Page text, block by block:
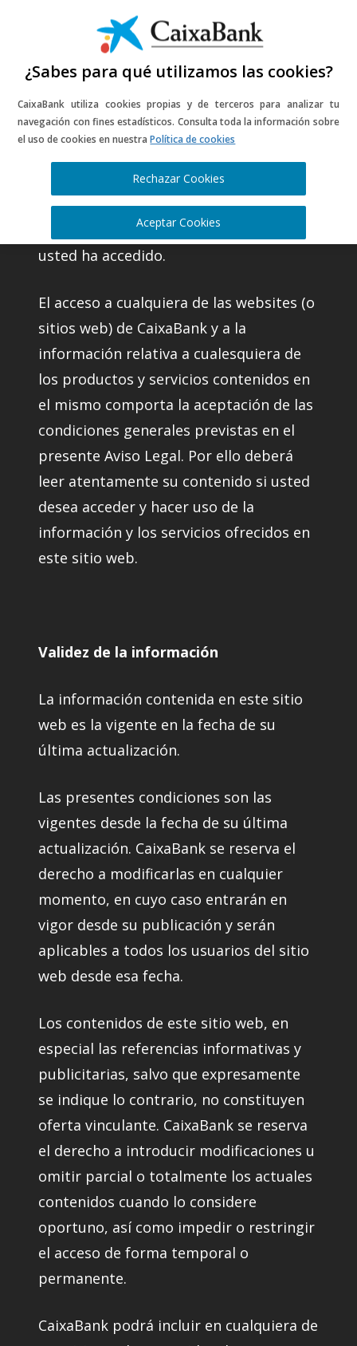
¿Sabes para qué utilizamos las cookies?
CaixaBank utiliza cookies propias y de terceros para analizar tu
navegación con fines estadísticos. Consulta toda la información sobre
el uso de cookies en nuestraPolítica de cookies
Rechazar Cookies
Aceptar Cookies
Información legal
del portal web
CaixaBank, S.A. (en adelante CaixaBank)
es la entidad titular del website al que
usted ha accedido.
El acceso a cualquiera de las websites (o
sitios web) de CaixaBank y a la
información relativa a cualesquiera de
los productos y servicios contenidos en
el mismo comporta la aceptación de las
condiciones generales previstas en el
presente Aviso Legal. Por ello deberá
leer atentamente su contenido si usted
desea acceder y hacer uso de la
información y los servicios ofrecidos en
este sitio web.
Validez de la información
La información contenida en este sitio
web es la vigente en la fecha de su
última actualización.
Las presentes condiciones son las
vigentes desde la fecha de su última
actualización. CaixaBank se reserva el
derecho a modificarlas en cualquier
momento, en cuyo caso entrarán en
vigor desde su publicación y serán
aplicables a todos los usuarios del sitio
web desde esa fecha.
Los contenidos de este sitio web, en
especial las referencias informativas y
publicitarias, salvo que expresamente
se indique lo contrario, no constituyen
oferta vinculante. CaixaBank se reserva
el derecho a introducir modificaciones u
omitir parcial o totalmente los actuales
contenidos cuando lo considere
oportuno, así como impedir o restringir
el acceso de forma temporal o
permanente.
CaixaBank podrá incluir en cualquiera de